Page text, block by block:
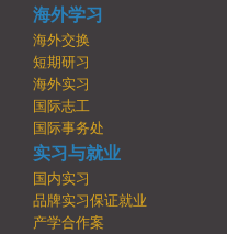
海外学习
海外交换
短期研习
海外实习
国际志工
国际事务处
实习与就业
国内实习
品牌实习保证就业
产学合作案